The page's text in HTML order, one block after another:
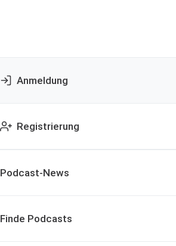
Anmeldung
Registrierung
Podcast-News
Finde Podcasts